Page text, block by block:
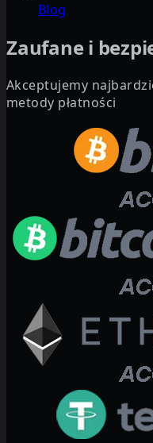
Blog
Zaufane i
Akceptujemy
metody płatności